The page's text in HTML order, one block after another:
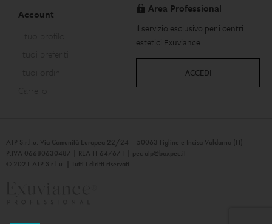
Account
Area Professional
Il servizio esclusivo per i centri
estetici Exuviance
ACCEDI
ATP S.r.l.u. Via Comunità Europea 22/24 – 50063 Figline e Incisa Valdarno (FI)
P.IVA 06680630487 | REA FI-647671 | pec atp@boxpec.it
© 2021 ATP S.r.l.u. | Tutti i diritti riservati.